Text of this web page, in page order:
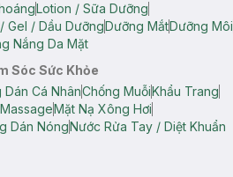
Lotion / Sữa Dưỡng
Gel / Dầu DưỡngDưỡng MắtDưỡng Môi
Nắng Da Mặt
Sóc Sức Khỏe
Dán Cá NhânChống MuỗiKhẩu Trang
Mặt Nạ Xông Hơi
Dán NóngNước Rửa Tay / Diệt Khuẩn